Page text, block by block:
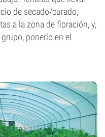
de secado/curado,
a la zona de floración, y,
ponerlo en el